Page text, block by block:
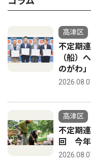
高津区
不定期
（船）
のがわ
高津区
不定期
回 今年